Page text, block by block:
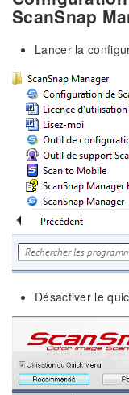
ScanSnap
Lancer la
Désactiver le